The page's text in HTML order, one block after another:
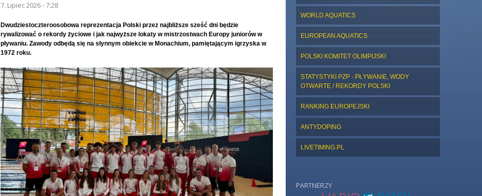
7. Lipiec 2026 - 7:28
Dwudziestoczteroosobowa reprezentacja Polski przez najbliższe sześć dni będzie
rywalizować o rekordy życiowe i jak najwyższe lokaty w mistrzostwach Europy juniorów w
pływaniu. Zawody odbędą się na słynnym obiekcie w Monachium, pamiętającym igrzyska w
1972 roku.
WORLD AQUATICS
EUROPEAN AQUATICS
POLSKI KOMITET OLIMPIJSKI
STATYSTYKI PZP - PŁYWANIE, WODY
OTWARTE / REKORDY POLSKI
RANKING EUROPEJSKI
ANTYDOPING
LIVETIMING.PL
PARTNERZY